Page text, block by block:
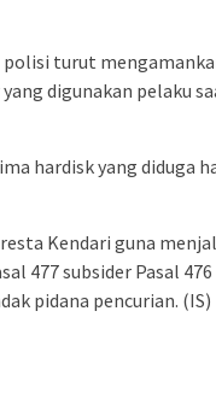
turut
digunakan pelaku
hardisk yang diduga
Kendari guna
477 subsider Pasal
pidana pencurian. (IS)